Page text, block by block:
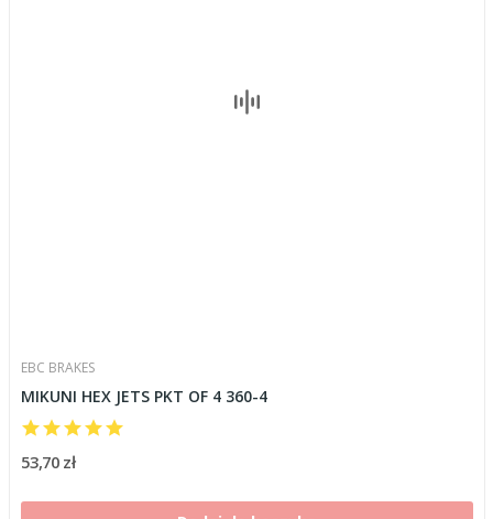
EBC BRAKES
MIKUNI HEX JETS PKT OF 4 360-4
53,70 zł